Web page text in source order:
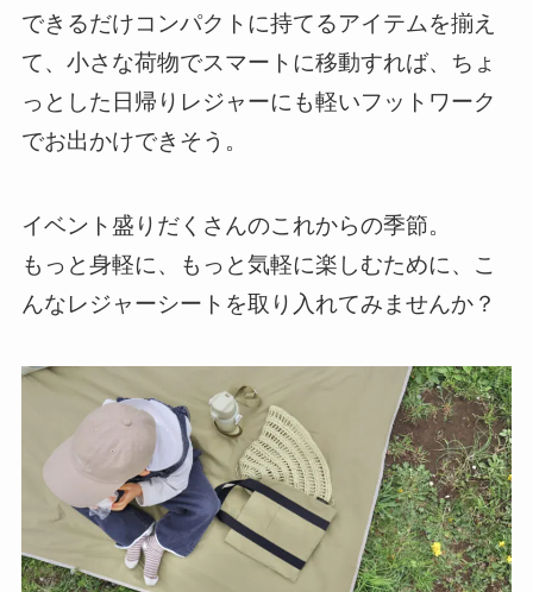
できるだけコンパクトに持てるアイテムを揃え
て、小さな荷物でスマートに移動すれば、ちょ
っとした日帰りレジャーにも軽いフットワーク
でお出かけできそう。
イベント盛りだくさんのこれからの季節。
もっと身軽に、もっと気軽に楽しむために、こ
んなレジャーシートを取り入れてみませんか？